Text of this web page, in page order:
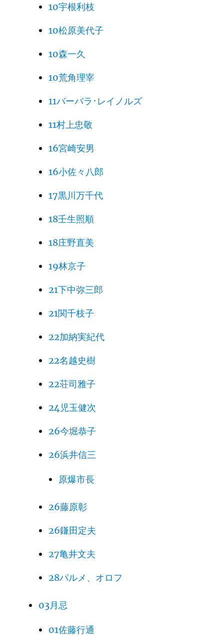
10宇根利枝
10松原美代子
10森一久
10荒角理宰
11バーバラ･レイノルズ
11村上忠敬
16宮崎安男
16小佐々八郎
17黒川万千代
18壬生照順
18庄野直美
19林京子
21下中弥三郎
21関千枝子
22加納実紀代
22名越史樹
22荘司雅子
24児玉健次
26今堀恭子
26浜井信三
原爆市長
26藤原彰
26鎌田定夫
27亀井文夫
28パルメ、オロフ
03月忌
01佐藤行通